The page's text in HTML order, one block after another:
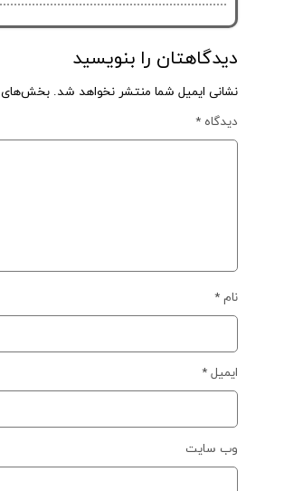
دیدگاهتان را بنویسید
نشانی ایمیل شما منتشر نخواهد شد. بخش‌های
دیدگاه *
نام *
ایمیل *
وب‌ سایت